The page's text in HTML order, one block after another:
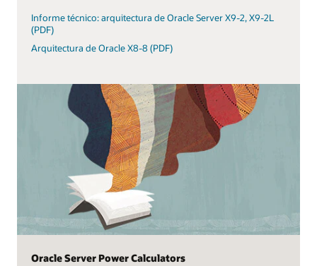
Informe técnico: arquitectura de Oracle Server X9-2, X9-2L
(PDF)
Arquitectura de Oracle X8-8 (PDF)
Oracle Server Power Calculators